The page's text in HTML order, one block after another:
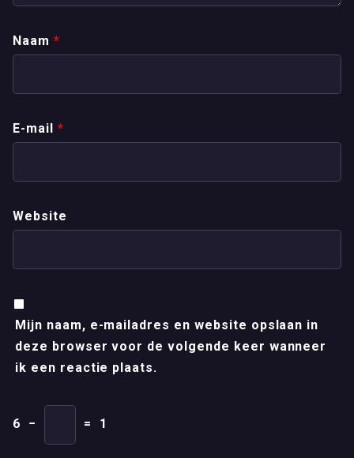
Naam *
E-mail *
Website
Mijn naam, e-mailadres en website opslaan in
deze browser voor de volgende keer wanneer
ik een reactie plaats.
6 − = 1